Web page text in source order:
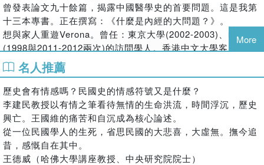
曾發表論文九十餘篇，揭露中國醫學史的首要問題。這是我第
十三本專書。正在撰寫：《什麼是內經的大問題？》。
想與家人重遊Verona。曾任：東京大學(2002-2003) 、哈佛
(1998與2011-2012兩次)的訪問學人。香港中文大學客座教授
(2010) 。曾獲國科會傑出研究獎。
回顧我的學術生活乏善可陳。但有兩點：首先與我學術生活平
行的婚姻及親子的關係，更為重要。其次，是未見者的信仰摸
索，在我其他作品中已略為提及。
More
名人推薦
歷史會有情感嗎？民國史的情感符號又是什麼？
李建民教授以有情之筆看待無情的生命洪流，時間浮沉，歷史
興亡。王國維的痛苦和自沉成為核心論述。
從一位民國學人的生死，省思民國的大悲喜，大虛無。撫今追
昔，感慨自在其中。
王德威（哈佛大學講座教授、中央研究院院士）